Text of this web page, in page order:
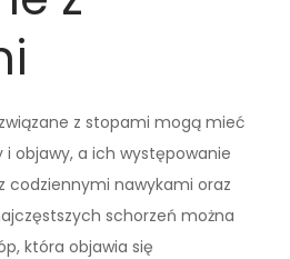
z stopami mogą mieć
i objawy, a ich występowanie
codziennymi nawykami oraz
schorzeń można
która objawia się